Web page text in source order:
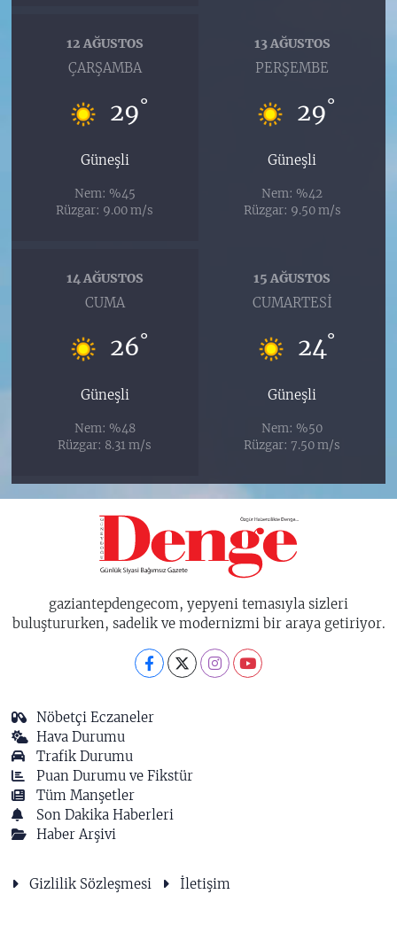
12 AĞUSTOS
ÇARŞAMBA
29°
Güneşli
Nem: %45
Rüzgar: 9.00 m/s
13 AĞUSTOS
PERŞEMBE
29°
Güneşli
Nem: %42
Rüzgar: 9.50 m/s
14 AĞUSTOS
CUMA
26°
Güneşli
Nem: %48
Rüzgar: 8.31 m/s
15 AĞUSTOS
CUMARTESI
24°
Güneşli
Nem: %50
Rüzgar: 7.50 m/s
gaziantepdengecom, yepyeni temasıyla sizleri
buluştururken, sadelik ve modernizmi bir araya getiriyor.
Nöbetçi Eczaneler
Hava Durumu
Trafik Durumu
Puan Durumu ve Fikstür
Tüm Manşetler
Son Dakika Haberleri
Haber Arşivi
Gizlilik Sözleşmesi İletişim